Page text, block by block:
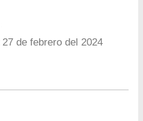
27 de febrero del 2024